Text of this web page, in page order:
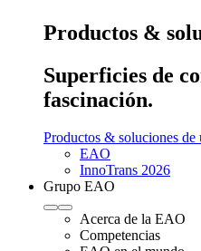
Productos &
Superficies de
fascinación.
Productos & soluciones de
EAO
InnoTrans 2026
Grupo EAO
Acerca de la EAO
Competencias